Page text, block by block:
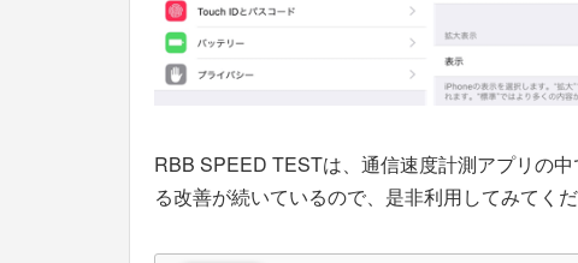
RBB SPEED TESTは、通信速度計測アプリの
る改善が続いているので、是非利用してみてくだ